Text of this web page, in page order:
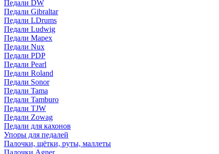
Педали DW
Педали Gibraltar
Педали LDrums
Педали Ludwig
Педали Mapex
Педали Nux
Педали PDP
Педали Pearl
Педали Roland
Педали Sonor
Педали Tama
Педали Tamburo
Педали TJW
Педали Zowag
Педали для кахонов
Упоры для педалей
Палочки, щётки, руты, маллеты
Палочки Agner